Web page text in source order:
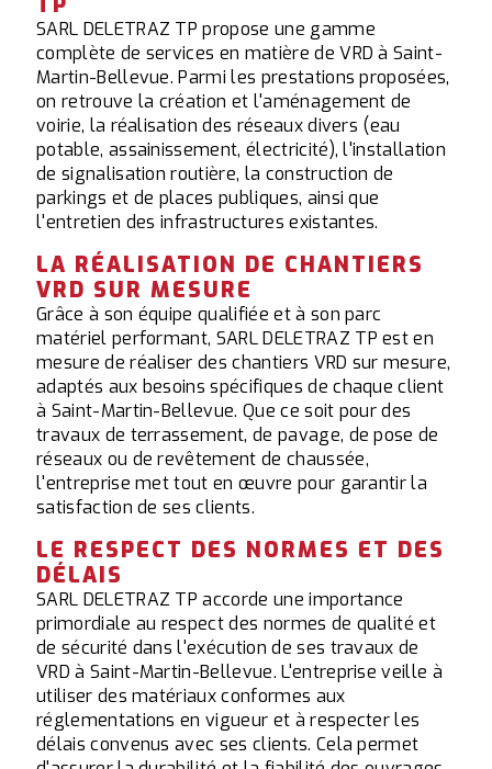
SARL DELETRAZ TP propose une gamme
complète de services en matière de VRD à Saint-
Martin-Bellevue. Parmi les prestations proposées,
on retrouve la création et l'aménagement de
voirie, la réalisation des réseaux divers (eau
potable, assainissement, électricité), l'installation
de signalisation routière, la construction de
parkings et de places publiques, ainsi que
l'entretien des infrastructures existantes.
LA RÉALISATION DE CHANTIERS
VRD SUR MESURE
Grâce à son équipe qualifiée et à son parc
matériel performant, SARL DELETRAZ TP est en
mesure de réaliser des chantiers VRD sur mesure,
adaptés aux besoins spécifiques de chaque client
à Saint-Martin-Bellevue. Que ce soit pour des
travaux de terrassement, de pavage, de pose de
réseaux ou de revêtement de chaussée,
l'entreprise met tout en œuvre pour garantir la
satisfaction de ses clients.
LE RESPECT DES NORMES ET DES
DÉLAIS
SARL DELETRAZ TP accorde une importance
primordiale au respect des normes de qualité et
de sécurité dans l'exécution de ses travaux de
VRD à Saint-Martin-Bellevue. L'entreprise veille à
utiliser des matériaux conformes aux
réglementations en vigueur et à respecter les
délais convenus avec ses clients. Cela permet